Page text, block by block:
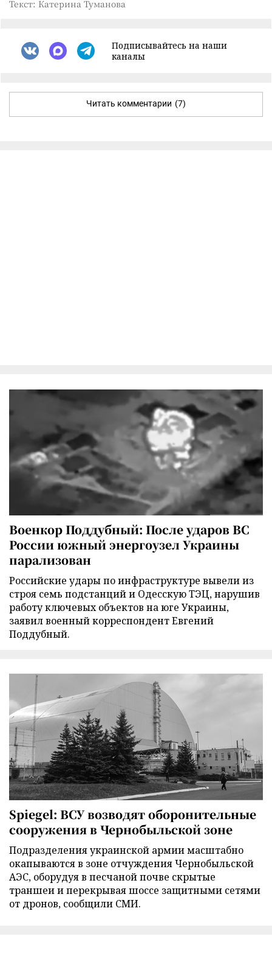
Текст: Катерина Туманова
Подписывайтесь на наши
каналы
Читать комментарии (7)
Военкор Поддубный: После ударов ВС
России южный энергоузел Украины
парализован
Российские удары по инфраструктуре вывели из
строя семь подстанций и Одесскую ТЭЦ, нарушив
работу ключевых объектов на юге Украины,
заявил военный корреспондент Евгений
Поддубный.
Spiegel: ВСУ возводят оборонительные
сооружения в Чернобыльской зоне
Подразделения украинской армии масштабно
окапываются в зоне отчуждения Чернобыльской
АЭС, оборудуя в песчаной почве скрытые
траншеи и перекрывая шоссе защитными сетями
от дронов, сообщили СМИ.